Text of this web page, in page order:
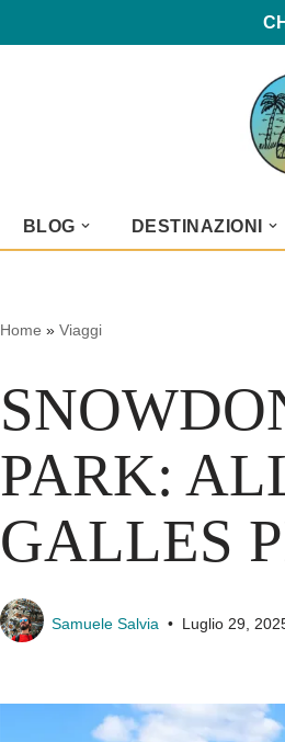
BLOG DESTINAZIONI
Home » Viaggi
PARK:
GALLES
Samuele Salvia Luglio 29,